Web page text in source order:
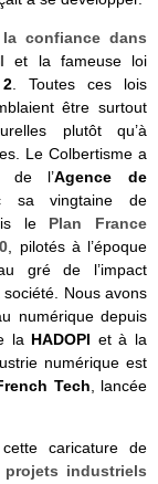
confiance dans
et la fameuse loi
. Toutes ces lois
être surtout
plutôt qu’à
Le Colbertisme a
de l’Agence de
sa vingtaine de
le Plan France
, pilotés à l’époque
gré de l’impact
Nous avons
numérique depuis
la HADOPI et à la
numérique est
Tech, lancée
caricature de
projets industriels